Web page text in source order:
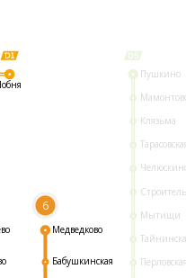
Пушкино
Клязьма
Мытищи
6
Медведково
Бабушкинская